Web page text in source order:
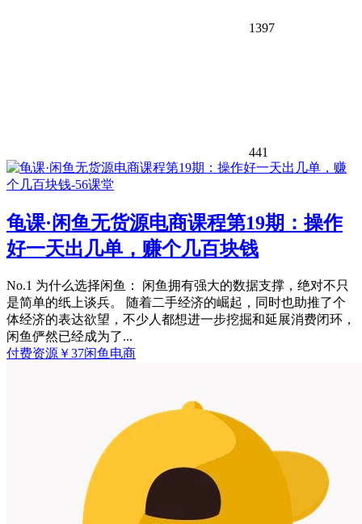
1397
441
龟课·闲鱼无货源电商课程第19期：操作
好一天出几单，赚个几百块钱
No.1 为什么选择闲鱼： 闲鱼拥有强大的数据支撑，绝对不只
是简单的纸上谈兵。 随着二手经济的崛起，同时也助推了个
体经济的表达欲望，不少人都想进一步挖掘和延展消费闭环，
闲鱼俨然已经成为了...
付费资源 ￥37闲鱼电商